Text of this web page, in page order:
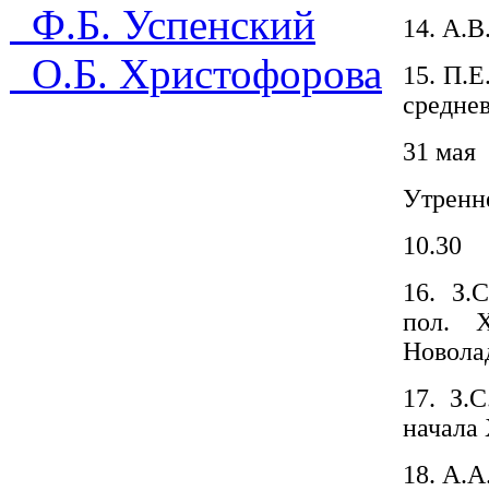
Ф.Б. Успенский
О.Б. Христофорова
14.
15.
31 мая
10.30
16.
пол.
17.
18.